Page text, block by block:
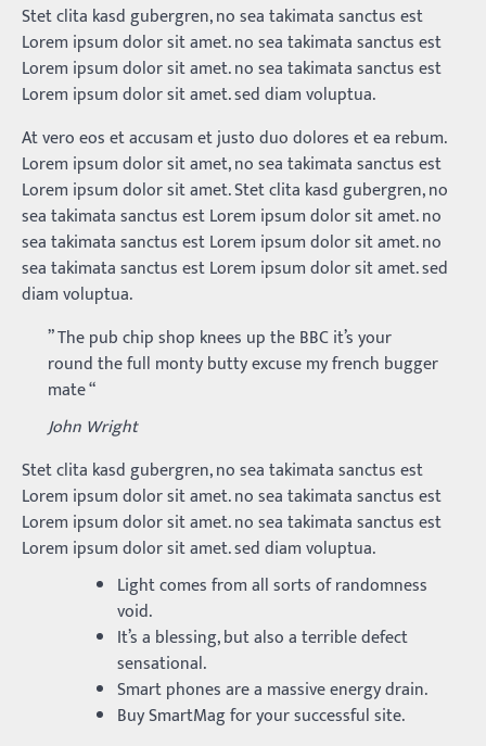
Stet clita kasd gubergren, no sea takimata sanctus est
Lorem ipsum dolor sit amet. no sea takimata sanctus est
Lorem ipsum dolor sit amet. no sea takimata sanctus est
Lorem ipsum dolor sit amet. sed diam voluptua.
At vero eos et accusam et justo duo dolores et ea rebum.
Lorem ipsum dolor sit amet, no sea takimata sanctus est
Lorem ipsum dolor sit amet. Stet clita kasd gubergren, no
sea takimata sanctus est Lorem ipsum dolor sit amet. no
sea takimata sanctus est Lorem ipsum dolor sit amet. no
sea takimata sanctus est Lorem ipsum dolor sit amet. sed
diam voluptua.
” The pub chip shop knees up the BBC it’s your
round the full monty butty excuse my french bugger
mate “
John Wright
Stet clita kasd gubergren, no sea takimata sanctus est
Lorem ipsum dolor sit amet. no sea takimata sanctus est
Lorem ipsum dolor sit amet. no sea takimata sanctus est
Lorem ipsum dolor sit amet. sed diam voluptua.
Light comes from all sorts of randomness
void.
It’s a blessing, but also a terrible defect
sensational.
Smart phones are a massive energy drain.
Buy SmartMag for your successful site.